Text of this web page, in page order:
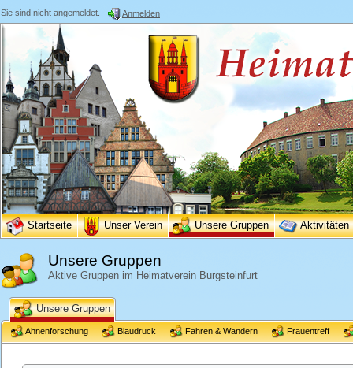
Sie sind nicht angemeldet. Anmelden
Startseite Unser Verein Unsere Gruppen Aktivitäten
Unsere Gruppen
Aktive Gruppen im Heimatverein Burgsteinfurt
Unsere Gruppen
Ahnenforschung Blaudruck Fahren & Wandern Frauentreff